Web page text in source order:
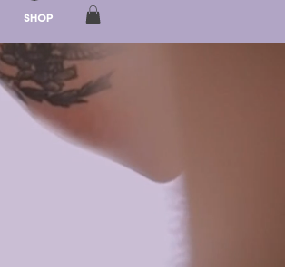
SHOP